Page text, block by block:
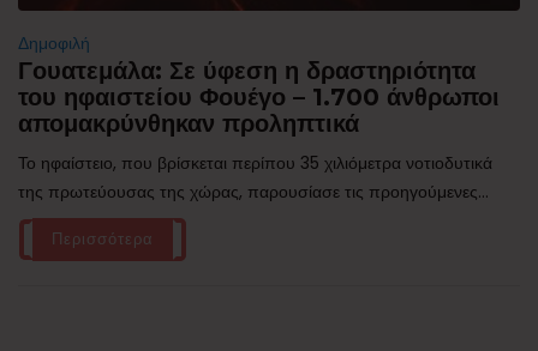
Δημοφιλή
Γουατεμάλα: Σε ύφεση η δραστηριότητα
του ηφαιστείου Φουέγο – 1.700 άνθρωποι
απομακρύνθηκαν προληπτικά
Το ηφαίστειο, που βρίσκεται περίπου 35 χιλιόμετρα νοτιοδυτικά
της πρωτεύουσας της χώρας, παρουσίασε τις προηγούμενες...
Περισσότερα